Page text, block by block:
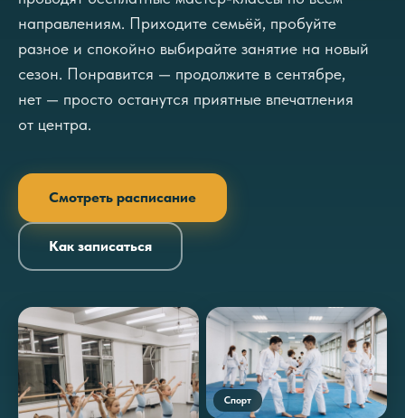
направлениям. Приходите семьёй, пробуйте
разное и спокойно выбирайте занятие на новый
сезон. Понравится — продолжите в сентябре,
нет — просто останутся приятные впечатления
от центра.
Смотреть расписание
Как записаться
Спорт